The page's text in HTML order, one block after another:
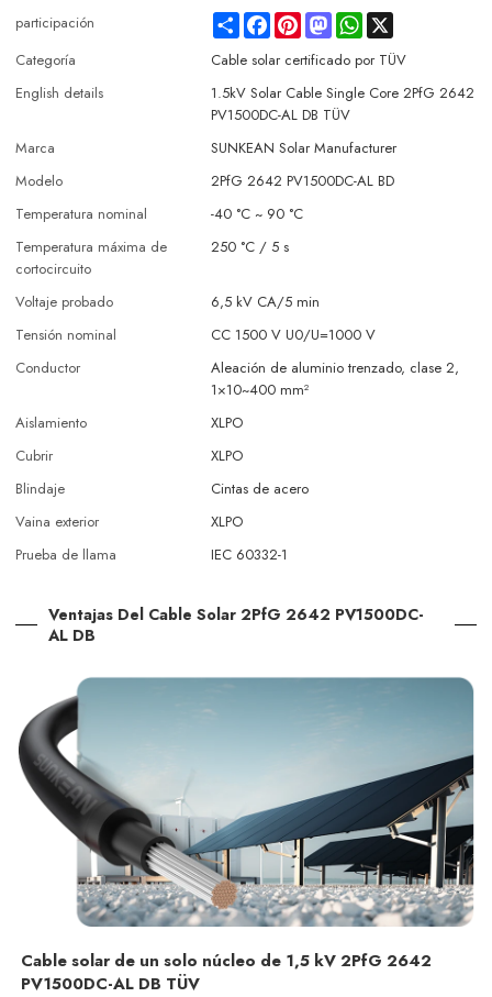
participación ShareFacebookPinterestMastodonWhatsApp
Categoría
Cable solar certificado por TÜV
English details
1.5kV Solar Cable Single Core 2PfG 2642
PV1500DC-AL DB TÜV
Marca
SUNKEAN Solar Manufacturer
Modelo
2PfG 2642 PV1500DC-AL BD
Temperatura nominal
-40 °C ~ 90 °C
Temperatura máxima de
cortocircuito
250 °C / 5 s
Voltaje probado
6,5 kV CA/5 min
Tensión nominal
CC 1500 V U0/U=1000 V
Conductor
Aleación de aluminio trenzado, clase 2,
1×10~400 mm²
Aislamiento
XLPO
Cubrir
XLPO
Blindaje
Cintas de acero
Vaina exterior
XLPO
Prueba de llama
IEC 60332-1
Ventajas Del Cable Solar 2PfG 2642 PV1500DC-
AL DB
Cable solar de un solo núcleo de 1,5 kV 2PfG 2642
PV1500DC-AL DB TÜV